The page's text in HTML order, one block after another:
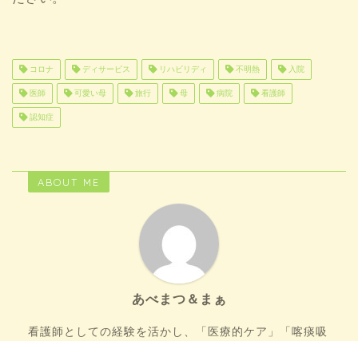
コロナ ディサービス リハビリディ 不明熱 入院
医師 可愛い母 旅行 母 病院 看護師
認知症
ABOUT ME
あべまつ＆まぁ
看護師としての経験を活かし、「医療的ケア」「喀痰吸